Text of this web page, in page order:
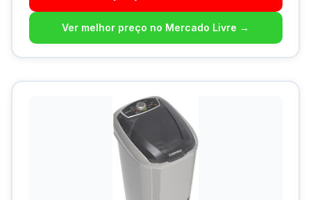
Ver melhor preço no Mercado Livre →